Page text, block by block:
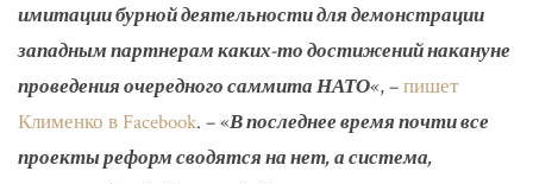
имитации бурной деятельности для демонстрации
западным партнерам каких-то достижений накануне
проведения очередного саммита НАТО«, –пишет
Клименко в Facebook. – «В последнее время почти все
проекты реформ сводятся на нет, а система,